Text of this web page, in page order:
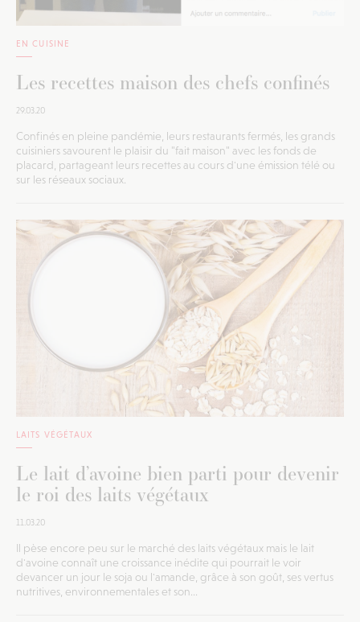
EN CUISINE
Les recettes maison des chefs confinés
29.03.20
Confinés en pleine pandémie, leurs restaurants fermés, les grands
cuisiniers savourent le plaisir du "fait maison" avec les fonds de
placard, partageant leurs recettes au cours d'une émission télé ou
sur les réseaux sociaux.
LAITS VÉGÉTAUX
Le lait d’avoine bien parti pour devenir
le roi des laits végétaux
11.03.20
Il pèse encore peu sur le marché des laits végétaux mais le lait
d'avoine connaît une croissance inédite qui pourrait le voir
devancer un jour le soja ou l'amande, grâce à son goût, ses vertus
nutritives, environnementales et son...